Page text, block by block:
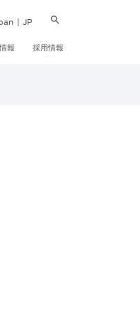
| JP
報 採用情報